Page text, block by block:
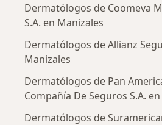
Dermatólogos de Coomeva
S.A. en Manizales
Dermatólogos de Allianz
Manizales
Dermatólogos de Pan
Compañía De Seguros S.A.
Dermatólogos de